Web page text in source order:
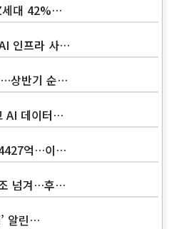
세대 42%…
인프라 사…
상반기 순…
AI 데이터…
4427억…이…
넘겨…후…
알린…